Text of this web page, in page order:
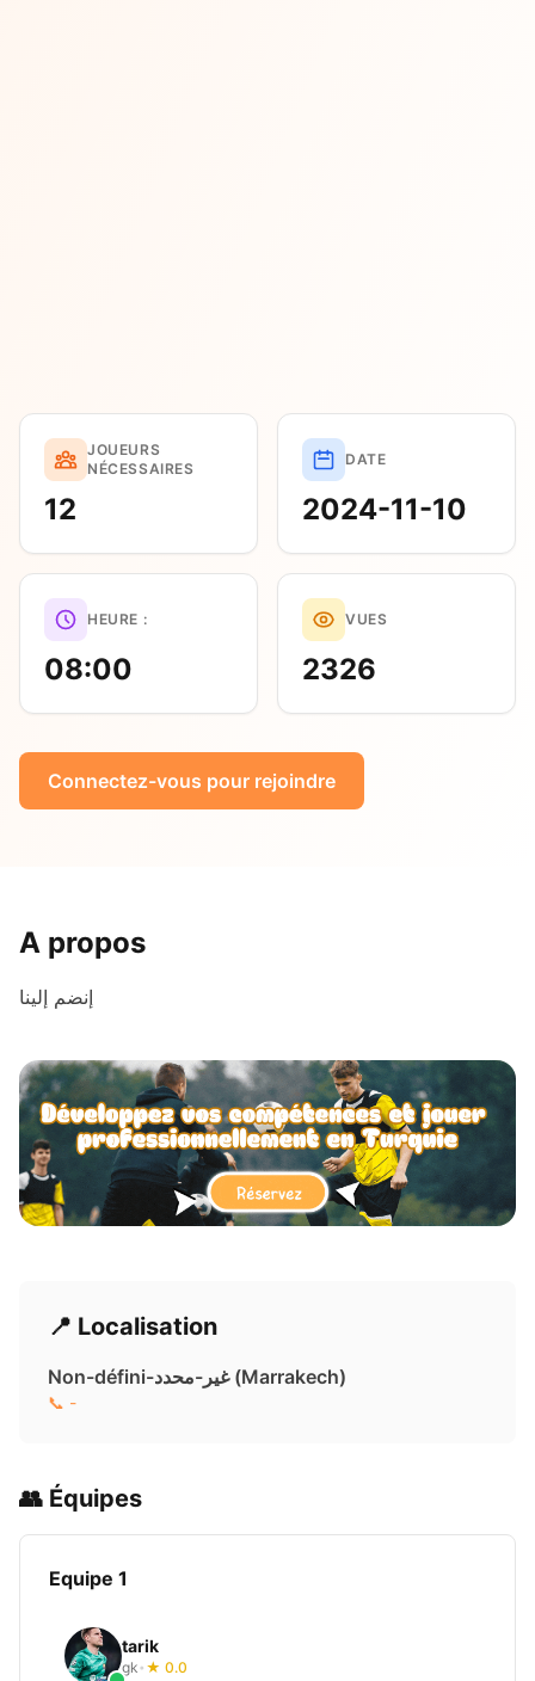
JOUEURS
NÉCESSAIRES
12
DATE
2024-11-10
HEURE :
08:00
VUES
2326
Connectez-vous pour rejoindre
A propos
إنضم إلينا
📍 Localisation
Non-défini-غير-محدد ( Marrakech)
📞 -
👥 Équipes
Equipe 1
tarik
gk• ★ 0.0